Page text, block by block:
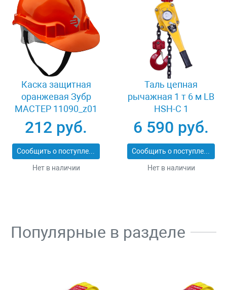
Каска защитная
оранжевая Зубр
МАСТЕР 11090_z01
212 руб.
Сообщить о поступлении
Нет в наличии
Таль цепная
рычажная 1 т 6 м LB
HSH-C 1
6 590 руб.
Сообщить о поступлении
Нет в наличии
Популярные в разделе